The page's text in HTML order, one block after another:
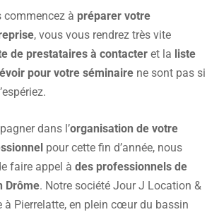
commencez à préparer votre
, vous vous rendrez très vite
de prestataires à contacter et la liste
pour votre séminaire ne sont pas si
dans l’organisation de votre
pour cette fin d’année, nous
faire appel à des professionnels de
Drôme. Notre société Jour J Location &
à Pierrelatte, en plein cœur du bassin